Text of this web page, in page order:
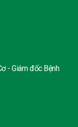
- Giám đốc Bệnh